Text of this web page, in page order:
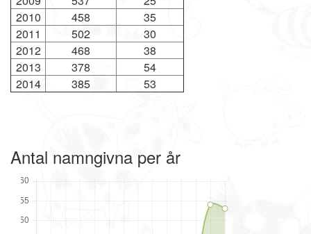
2010
458
35
2011
502
30
2012
468
38
2013
378
54
2014
385 53
Antal namngivna per år